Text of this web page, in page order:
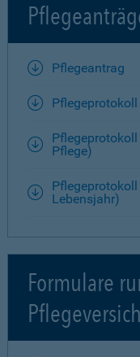
Pflegeantrag
Pflege)
Lebensjahr)
Formulare